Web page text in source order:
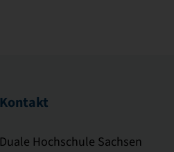
Kontakt
Duale Hochschule Sachsen